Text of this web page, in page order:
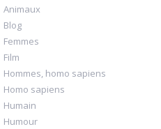
Animaux
Blog
Femmes
Film
Hommes, homo sapiens
Homo sapiens
Humain
Humour